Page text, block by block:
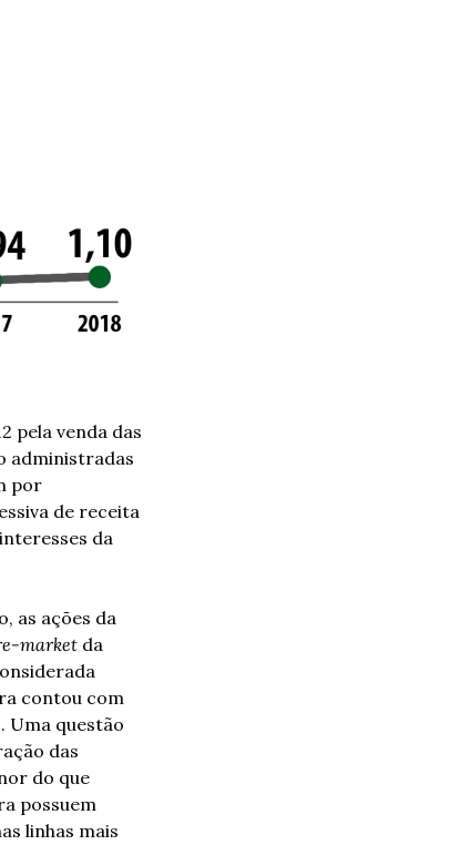
pela venda das
administradas
por
de receita
da
as ações da
market da
contou com
Uma questão
das
do que
possuem
linhas mais